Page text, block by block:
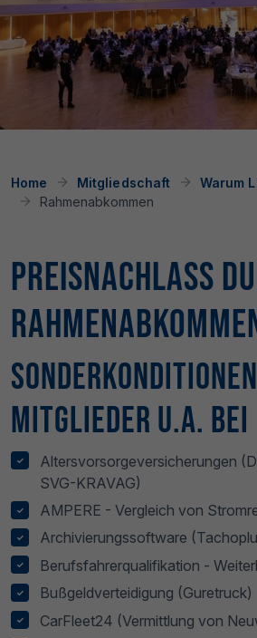
Home Mitgliedschaft
Warum
Rahmenabkommen
Preisnachlass
Mitglieder u.a. bei
Altersvorsorgeversicherungen
SVG-KRAVAG)
AMPERE - Vergleich von
Archivierungssoftware
Berufsfahrerqualifikation -
Bußgeldverteidigung (Guretruck)
CarFleet24 (Vermittlung von